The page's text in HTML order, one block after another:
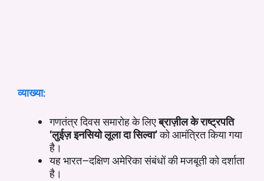
व्याख्या:
गणतंत्र दिवस समारोह के लिएब्राज़ील के राष्ट्रपति
‘लुईज़ इनसियो लूला दा सिल्वा’को आमंत्रित किया गया
है।
यह भारत–दक्षिण अमेरिका संबंधों की मजबूती को दर्शाता
है।